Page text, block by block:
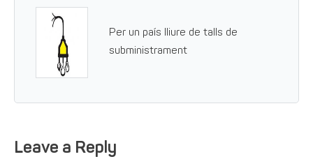
Per un país lliure de talls de
subministrament
Leave a Reply